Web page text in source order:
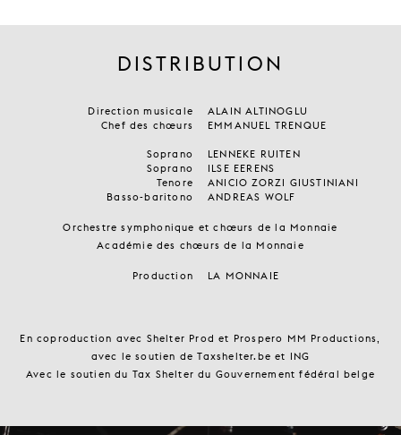
DISTRIBUTION
Direction musicale
ALAIN ALTINOGLU
Chef des chœurs
EMMANUEL TRENQUE
Soprano
LENNEKE RUITEN
Soprano
ILSE EERENS
Tenore
ANICIO ZORZI GIUSTINIANI
Basso-baritono
ANDREAS WOLF
Orchestre symphonique et chœurs de la Monnaie
Académie des chœurs de la Monnaie
Production LA MONNAIE
En coproduction avec Shelter Prod et Prospero MM Productions,
avec le soutien de Taxshelter.be et ING
Avec le soutien du Tax Shelter du Gouvernement fédéral belge